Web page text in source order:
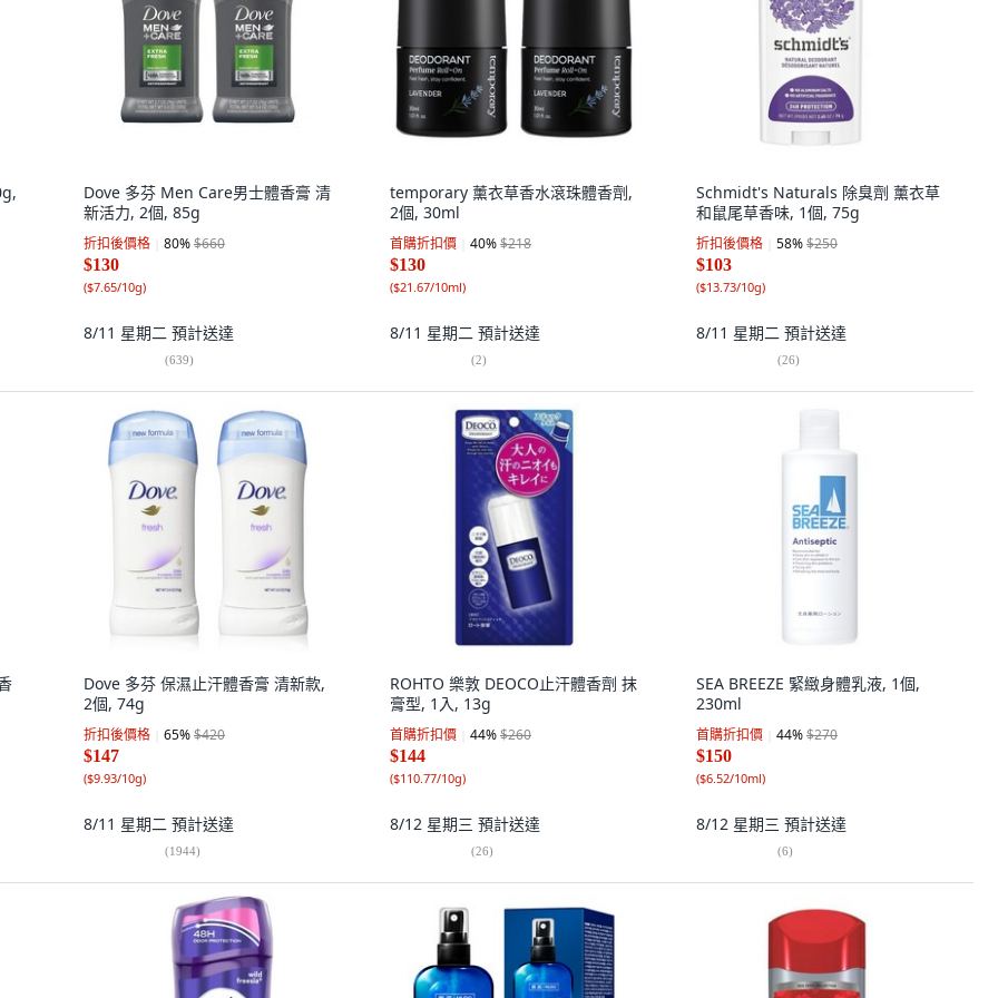
Dove 多芬 Men Care男士體香膏 清
新活力, 2個, 85g
折扣後價格 80%$660
$130
($7.65/10g)
8/11 星期二 預計送達
(639)
temporary 薰衣草香水滾珠體香劑,
2個, 30ml
首購折扣價 40%$218
$130
($21.67/10ml)
8/11 星期二 預計送達
(2)
Schmidt's Naturals 除臭劑 薰衣草
和鼠尾草香味, 1個, 75g
折扣後價格 58%$250
$103
($13.73/10g)
8/11 星期二 預計送達
(26)
Dove 多芬 保濕止汗體香膏 清新款,
2個, 74g
折扣後價格 65%$420
$147
($9.93/10g)
8/11 星期二 預計送達
(1944)
ROHTO 樂敦 DEOCO止汗體香劑 抹
膏型, 1入, 13g
首購折扣價 44%$260
$144
($110.77/10g)
8/12 星期三 預計送達
(26)
SEA BREEZE 緊緻身體乳液, 1個,
230ml
首購折扣價 44%$270
$150
($6.52/10ml)
8/12 星期三 預計送達
(6)